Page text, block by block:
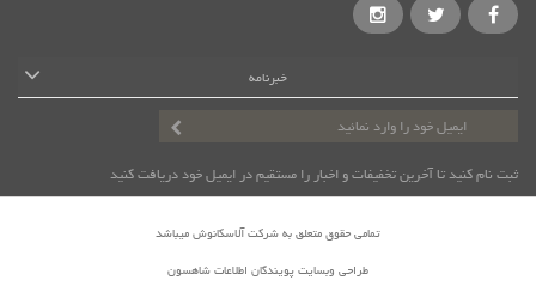
خبرنامه
ثبت نام کنید تا آخرین تخفیفات و اخبار را مستقیم در ایمیل خود دریافت کنید
تمامی حقوق متعلق به شرکت آلاسکانوش میباشد
طراحی وبسایت پویندگان اطلاعات شاهسون